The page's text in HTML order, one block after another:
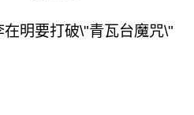
明要打破\"青瓦台魔咒\"